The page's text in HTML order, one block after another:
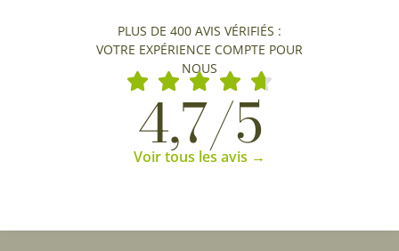
PLUS DE 400 AVIS VÉRIFIÉS :
VOTRE EXPÉRIENCE COMPTE POUR
NOUS
4,7/5
Voir tous les avis →